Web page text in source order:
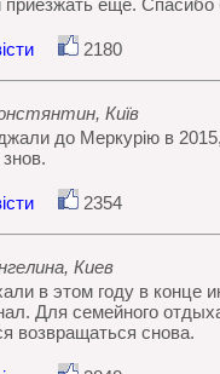
еще.
2180
Київ
до Меркурію в
2354
Киев
в этом году в конце
Для семейного
возвращаться снова.